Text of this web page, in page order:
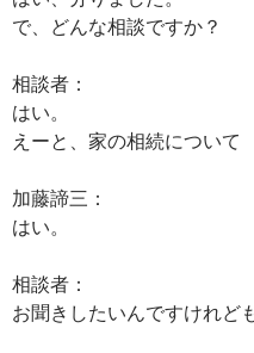
で、どんな相談ですか？
相談者：
はい。
えーと、家の相続について
加藤諦三：
はい。
相談者：
お聞きしたいんですけれども